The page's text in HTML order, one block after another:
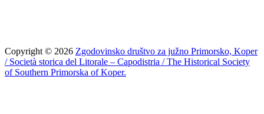
Copyright © 2026 Zgodovinsko društvo za južno Primorsko, Koper
/ Società storica del Litorale – Capodistria / The Historical Society
of Southern Primorska of Koper.